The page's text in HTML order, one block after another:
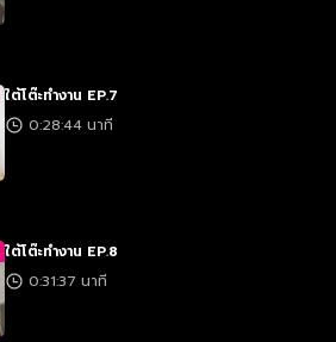
ใต้โต๊ะทำงาน EP.7
0:28:44 นาที
ใต้โต๊ะทำงาน EP.8
0:31:37 นาที